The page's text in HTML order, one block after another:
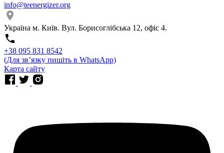
info@teenergizer.org
Україна м. Київ. Вул. Борисоглібська 12, офіс 4.
⁨+38 095 831 8542⁩
(Для звʼязку пишіть в WhatsApp)
Карта сайту